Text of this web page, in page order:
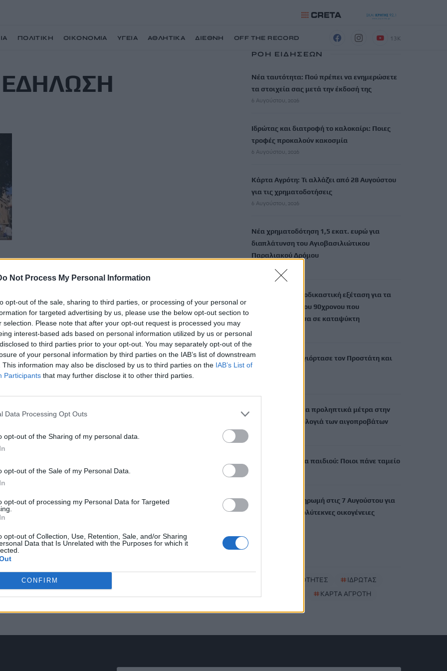
Not Process My Personal Information
opt-out of the sale, sharing to third parties, or processing of your personal or
for targeted advertising by us, please use the below opt-out section to
selection. Please note that after your opt-out request is processed you may
interest-based ads based on personal information utilized by us or personal
to third parties prior to your opt-out. You may separately opt-out of the
of your personal information by third parties on the IAB’s list of downstream
This information may also be disclosed by us to third parties on the IAB’s List of
Participants that may further disclose it to other third parties.
Data Processing Opt Outs
opt-out of the Sharing of my personal data.
opt-out of the Sale of my Personal Data.
opt-out of processing my Personal Data for Targeted
opt-out of Collection, Use, Retention, Sale, and/or Sharing
Data that Is Unrelated with the Purposes for which it
CONFIRM
ΠΟΛΙΤΙΚΗ ΟΙΚΟΝΟΜΙΑ ΥΓΕΙΑ ΑΘΛΗΤΙΚΑ ΔΙΕΘΝΗ OFF THE RECORD 13K
ΡΟΗ ΕΙΔΗΣΕΩΝ
Νέα ταυτότητα: Πού πρέπει να ενημερώσετε
τα στοιχεία σας μετά την έκδοσή της
6 Αυγούστου, 2026
Ιδρώτας και διατροφή το καλοκαίρι: Ποιες
τροφές προκαλούν κακοσμία
6 Αυγούστου, 2026
Κάρτα Αγρότη: Τι αλλάζει από 28 Αυγούστου
για τις χρηματοδοτήσεις
6 Αυγούστου, 2026
Νέα χρηματοδότηση 1,5 εκατ. ευρώ για
διαπλάτυνση του Αγιοβασιλιώτικου
Παραλιακού Δρόμου
Τι δείχνει η ιατροδικαστική εξέταση για τα
αίτια θανάτου του 90χρονου που
εντοπίστηκε μέσα σε καταψύκτη
6 Αυγούστου, 2026
Το Αρκαλοχώρι γιόρτασε τον Προστάτη και
Πολιούχο του
Παρατείνονται τα προληπτικά μέτρα στην
Κρήτη για την ευλογιά των αιγοπροβάτων
Έκτακτο επίδομα παιδιού: Ποιοι πάνε ταμείο
ΟΠΕΚΑ: Νέα πληρωμή στις 7 Αυγούστου για
τρίτεκνες και πολύτεκνες οικογένειες
ΝΕΕΣ ΤΑΥΤΟΤΗΤΕΣ #ΙΔΡΩΤΑΣ
#ΚΑΡΤΑ ΑΓΡΟΤΗ